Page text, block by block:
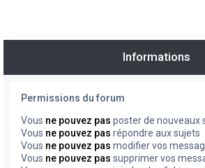
Informations
Permissions du forum
Vous ne pouvez pas poster de nouveaux
Vous ne pouvez pas répondre aux sujets
Vous ne pouvez pas modifier vos
Vous ne pouvez pas supprimer vos